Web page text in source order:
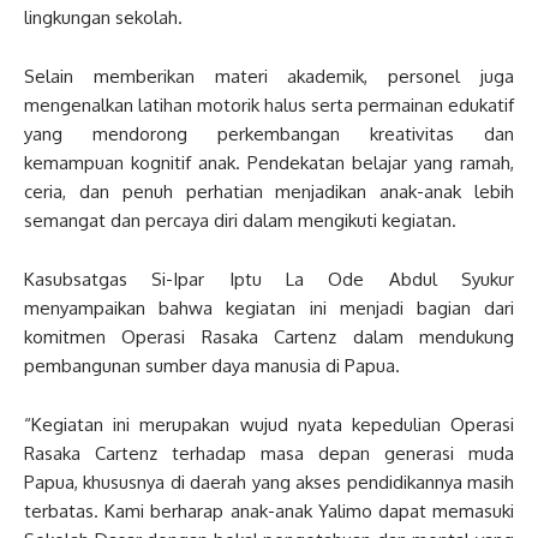
lingkungan sekolah.
Selain memberikan materi akademik, personel juga
mengenalkan latihan motorik halus serta permainan edukatif
yang mendorong perkembangan kreativitas dan
kemampuan kognitif anak. Pendekatan belajar yang ramah,
ceria, dan penuh perhatian menjadikan anak-anak lebih
semangat dan percaya diri dalam mengikuti kegiatan.
Kasubsatgas Si-Ipar Iptu La Ode Abdul Syukur
menyampaikan bahwa kegiatan ini menjadi bagian dari
komitmen Operasi Rasaka Cartenz dalam mendukung
pembangunan sumber daya manusia di Papua.
“Kegiatan ini merupakan wujud nyata kepedulian Operasi
Rasaka Cartenz terhadap masa depan generasi muda
Papua, khususnya di daerah yang akses pendidikannya masih
terbatas. Kami berharap anak-anak Yalimo dapat memasuki